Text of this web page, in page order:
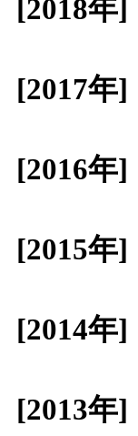
[2018年]
[2017年]
[2016年]
[2015年]
[2014年]
[2013年]